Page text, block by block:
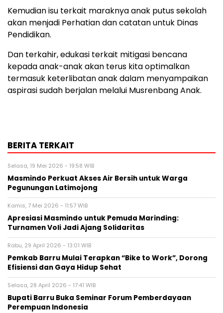
Kemudian isu terkait maraknya anak putus sekolah
akan menjadi Perhatian dan catatan untuk Dinas
Pendidikan.
Dan terkahir, edukasi terkait mitigasi bencana
kepada anak-anak akan terus kita optimalkan
termasuk keterlibatan anak dalam menyampaikan
aspirasi sudah berjalan melalui Musrenbang Anak.
BERITA TERKAIT
Selasa, 19 Mei 2026 - 19:58 WIB
Masmindo Perkuat Akses Air Bersih untuk Warga
Pegunungan Latimojong
Kamis, 7 Mei 2026 - 11:57 WIB
Apresiasi Masmindo untuk Pemuda Marinding:
Turnamen Voli Jadi Ajang Solidaritas
Rabu, 29 April 2026 - 13:01 WIB
Pemkab Barru Mulai Terapkan “Bike to Work”, Dorong
Efisiensi dan Gaya Hidup Sehat
Selasa, 28 April 2026 - 17:41 WIB
Bupati Barru Buka Seminar Forum Pemberdayaan
Perempuan Indonesia